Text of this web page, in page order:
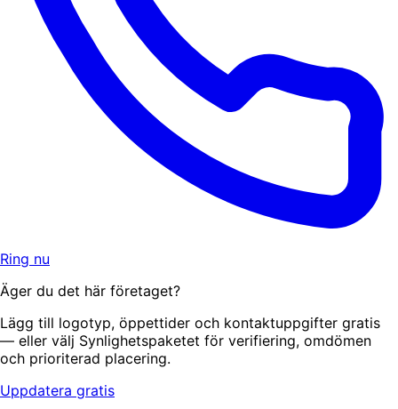
Ring nu
Äger du det här företaget?
Lägg till logotyp, öppettider och kontaktuppgifter gratis
— eller välj Synlighetspaketet för verifiering, omdömen
och prioriterad placering.
Uppdatera gratis